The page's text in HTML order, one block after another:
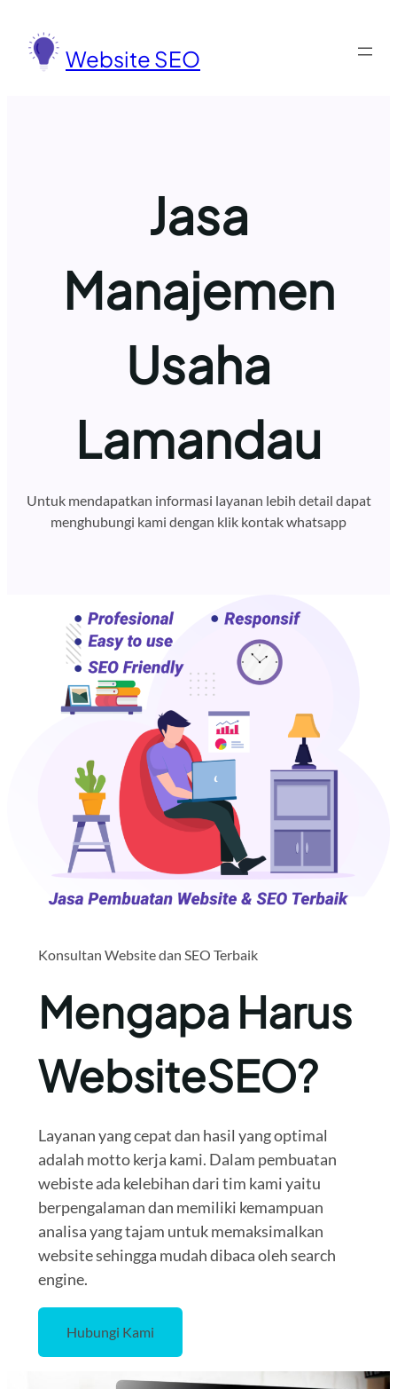
konten
Website SEO
Jasa
Manajemen
Usaha
Lamandau
Untuk mendapatkan informasi layanan lebih detail dapat
menghubungi kami dengan klik kontak whatsapp
Konsultan Website dan SEO Terbaik
Mengapa Harus
WebsiteSEO?
Layanan yang cepat dan hasil yang optimal
adalah motto kerja kami. Dalam pembuatan
webiste ada kelebihan dari tim kami yaitu
berpengalaman dan memiliki kemampuan
analisa yang tajam untuk memaksimalkan
website sehingga mudah dibaca oleh search
engine.
Hubungi Kami